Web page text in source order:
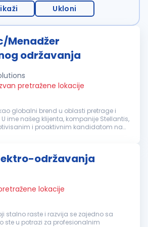
Ukloni
Menadžer
održavanja
pretražene lokacije
globalni brend u oblasti pretrage i
ime našeg klijenta, kompanije Stellantis,
i proaktivnim kandidatom na
održavanja
lokacije
stalno raste i razvija se zajedno sa
ste u potrazi za profesionalnim